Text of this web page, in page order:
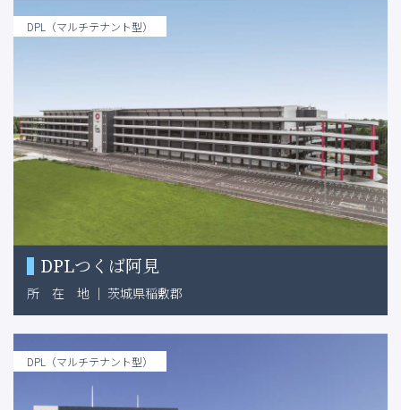
DPL（マルチテナント型）
DPLつくば阿見
所 在 地 ｜ 茨城県稲敷郡
DPL（マルチテナント型）